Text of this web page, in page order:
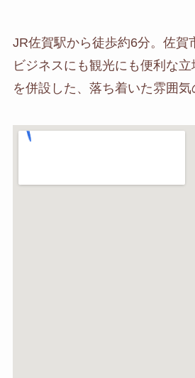
JR佐賀駅から徒歩約6分。佐賀
ビジネスにも観光にも便利な
を併設した、落ち着いた雰囲気